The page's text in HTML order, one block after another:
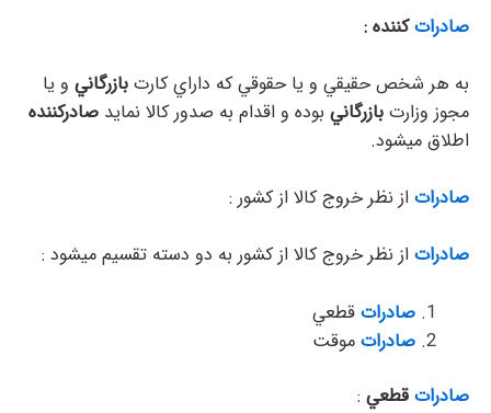
صادراتكننده :
به هر شخص حقيقي و يا حقوقي كه داراي كارتبازرگاني و يا
مجوز وزارتبازرگاني بوده و اقدام به صدور كالا نمايد صادركننده
اطلاق ميشود.
صادرات از نظر خروج كالا از كشور :
صادرات از نظر خروج كالا از كشور به دو دسته تقسيم ميشود :
صادراتقطعي
صادراتموقت
صادراتقطعي :